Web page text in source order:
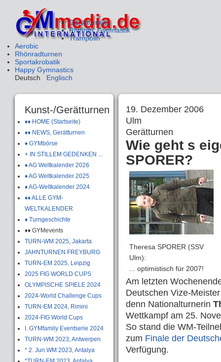
Gerätturnen
Rhythm. Gymnastik
Trampolin
Aerobic
Rhönradturnen
Sportakrobatik
Happy Gymnastics
Deutsch Englisch
Kunst-/Gerätturnen
♦♦ HOME (Startseite)
♦♦ NEWS, Gerätturnen
♦ GYMbörse
+ IN STILLEM GEDENKEN ...
♦ AG Weltkalender 2026
♦ AG Weltkalender 2025
♦ AG-Weltkalender 2024
♦♦ ALLE GYM-
WELTKALENDER
♦ Turngeschichte
♦♦ GYMevents
TURN-WM 2025, Jakarta
JAHNTURNEN FREYBURG
TURN-EM 2025, Leipzig
2025 FIG WORLD CUPS
OLYMPISCHE SPIELE 2024
2024-World Challenge Cups
TURN-EM 2024, Rimini
2024-FIG World Cups
I. GYMfamily Eventserie 2024
TURN-WM 2023, Antwerpen
* 2. Jun.WM 2023, Antalya
19. Dezember 2006
Ulm
Gerätturnen
Wie geht s
SPORER?
Theresa SPORER (SSV
Ulm):
... optimistisch für 2007!
Am letzten
Deutschen Vize-
denn Nationalturnerin
Wettkampf am 25.
So stand die WM-
zum Finale der
Verfügung.